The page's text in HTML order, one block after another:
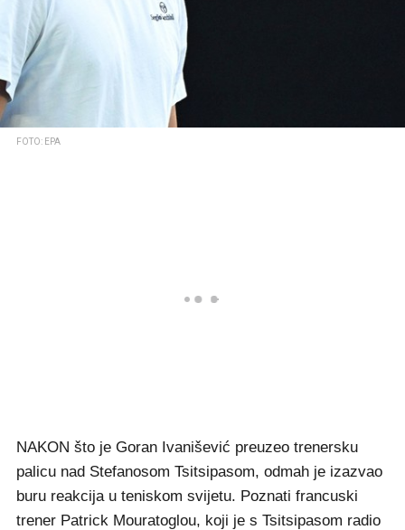
FOTO: EPA
NAKON što je Goran Ivanišević preuzeo trenersku
palicu nad Stefanosom Tsitsipasom, odmah je izazvao
buru reakcija u teniskom svijetu. Poznati francuski
trener Patrick Mouratoglou, koji je s Tsitsipasom radio